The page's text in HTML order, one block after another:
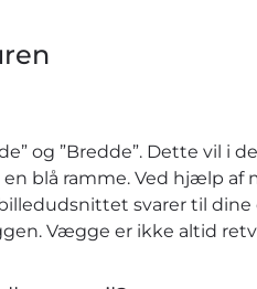
og ”Bredde”. Dette vil i
blå ramme. Ved hjælp af
svarer til dine
Vægge er ikke altid